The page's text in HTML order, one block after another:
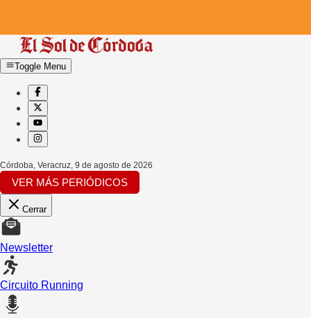
Toggle Menu
Córdoba, Veracruz 9 de agosto de 2026
VER MÁS PERIÓDICOS
Cerrar
Newsletter
Circuito Running